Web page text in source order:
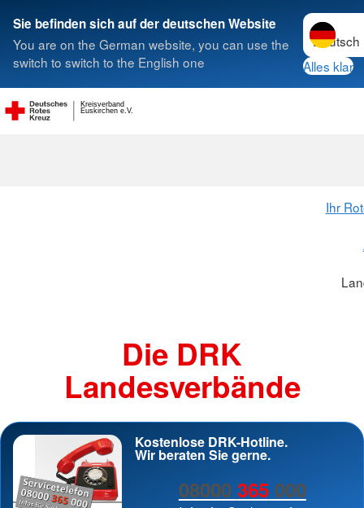
Sie befinden sich auf der deutschen Website
You are on the German website, you can use the
switch to switch to the English one
Sprache
Alles klar
Euskirchen e.V.
Kreisverband
Suche
Ihr
Die DRK
Landesverbände
Kostenlose DRK-Hotline.
Wir beraten Sie gerne.
08000 365000